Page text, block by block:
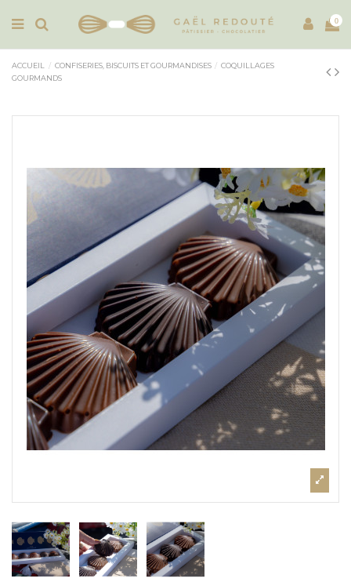
0
ACCUEIL CONFISERIES, BISCUITS ET GOURMANDISES
COQUILLAGES
GOURMANDS